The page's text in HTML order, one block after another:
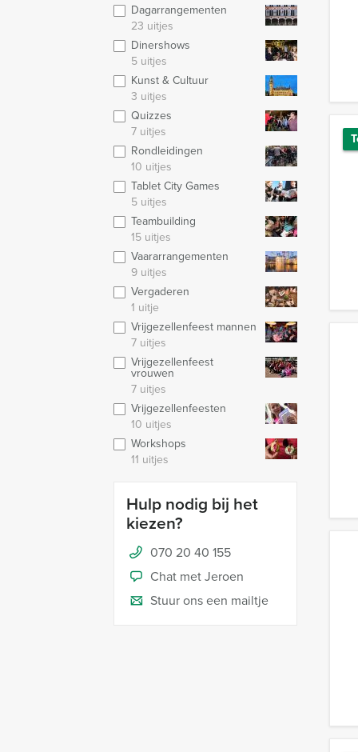
Dagarrangementen
23 uitjes
Dinershows
5 uitjes
Kunst & Cultuur
3 uitjes
Quizzes
7 uitjes
Rondleidingen
10 uitjes
Tablet City Games
5 uitjes
Teambuilding
15 uitjes
Vaararrangementen
9 uitjes
Vergaderen
1 uitje
Vrijgezellenfeest mannen
7 uitjes
Vrijgezellenfeest
vrouwen
7 uitjes
Vrijgezellenfeesten
10 uitjes
Workshops
11 uitjes
Hulp nodig bij het
kiezen?
070 20 40 155
Chat met Jeroen
Stuur ons een mailtje